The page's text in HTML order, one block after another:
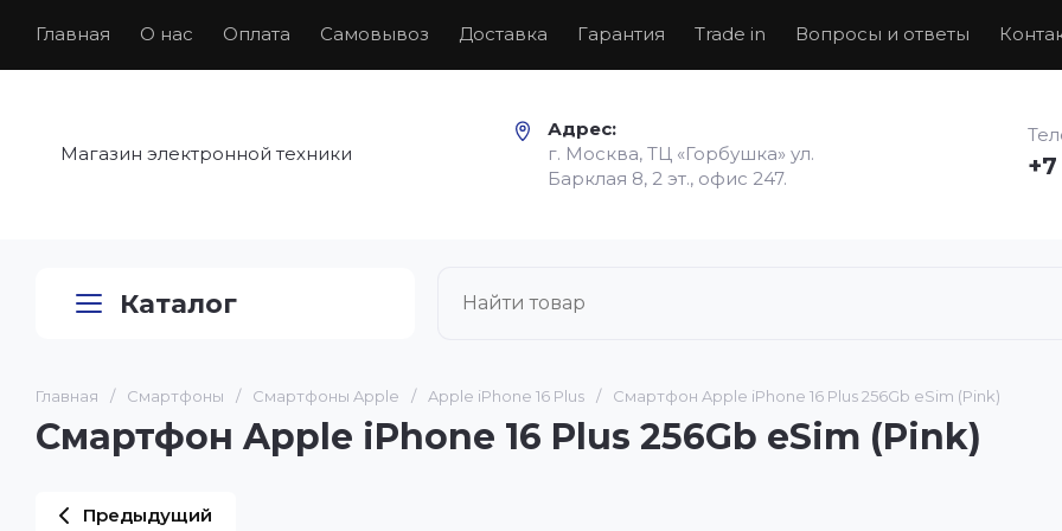
Главная О нас Оплата Самовывоз Доставка Гарантия Trade in Вопросы и ответы
Магазин электронной техники
Адрес:
г. Москва, ТЦ «Горбушка» ул.
Барклая 8, 2 эт., офис 247.
Каталог
Главная / Смартфоны / Смартфоны Apple / Apple iPhone 16 Plus / Смартфон Apple iPhone 16 Plus 256Gb eSim (Pink)
Смартфон Apple iPhone 16 Plus 256Gb eSim (Pink)
Предыдущий